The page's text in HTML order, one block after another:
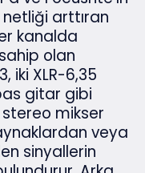
arttıran
kanalda
olan
iki XLR-6,35
gitar gibi
mikser
veya
sinyallerin